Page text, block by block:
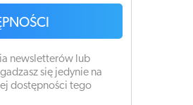
newsletterów lub
się jedynie na
dostępności tego